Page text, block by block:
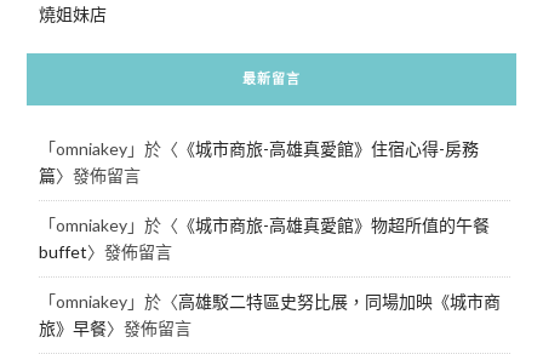
燒姐妹店
最新留言
「omniakey」於〈 《城市商旅-高雄真愛館》住宿心得-房務
篇〉發佈留言
「omniakey」於〈 《城市商旅-高雄真愛館》物超所值的午餐
buffet〉發佈留言
「omniakey」於〈高雄駁二特區史努比展，同場加映《城市商
旅》早餐〉發佈留言